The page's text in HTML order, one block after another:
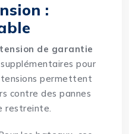
:
de garantie
supplémentaires pour
permettent
contre des pannes
restreinte.